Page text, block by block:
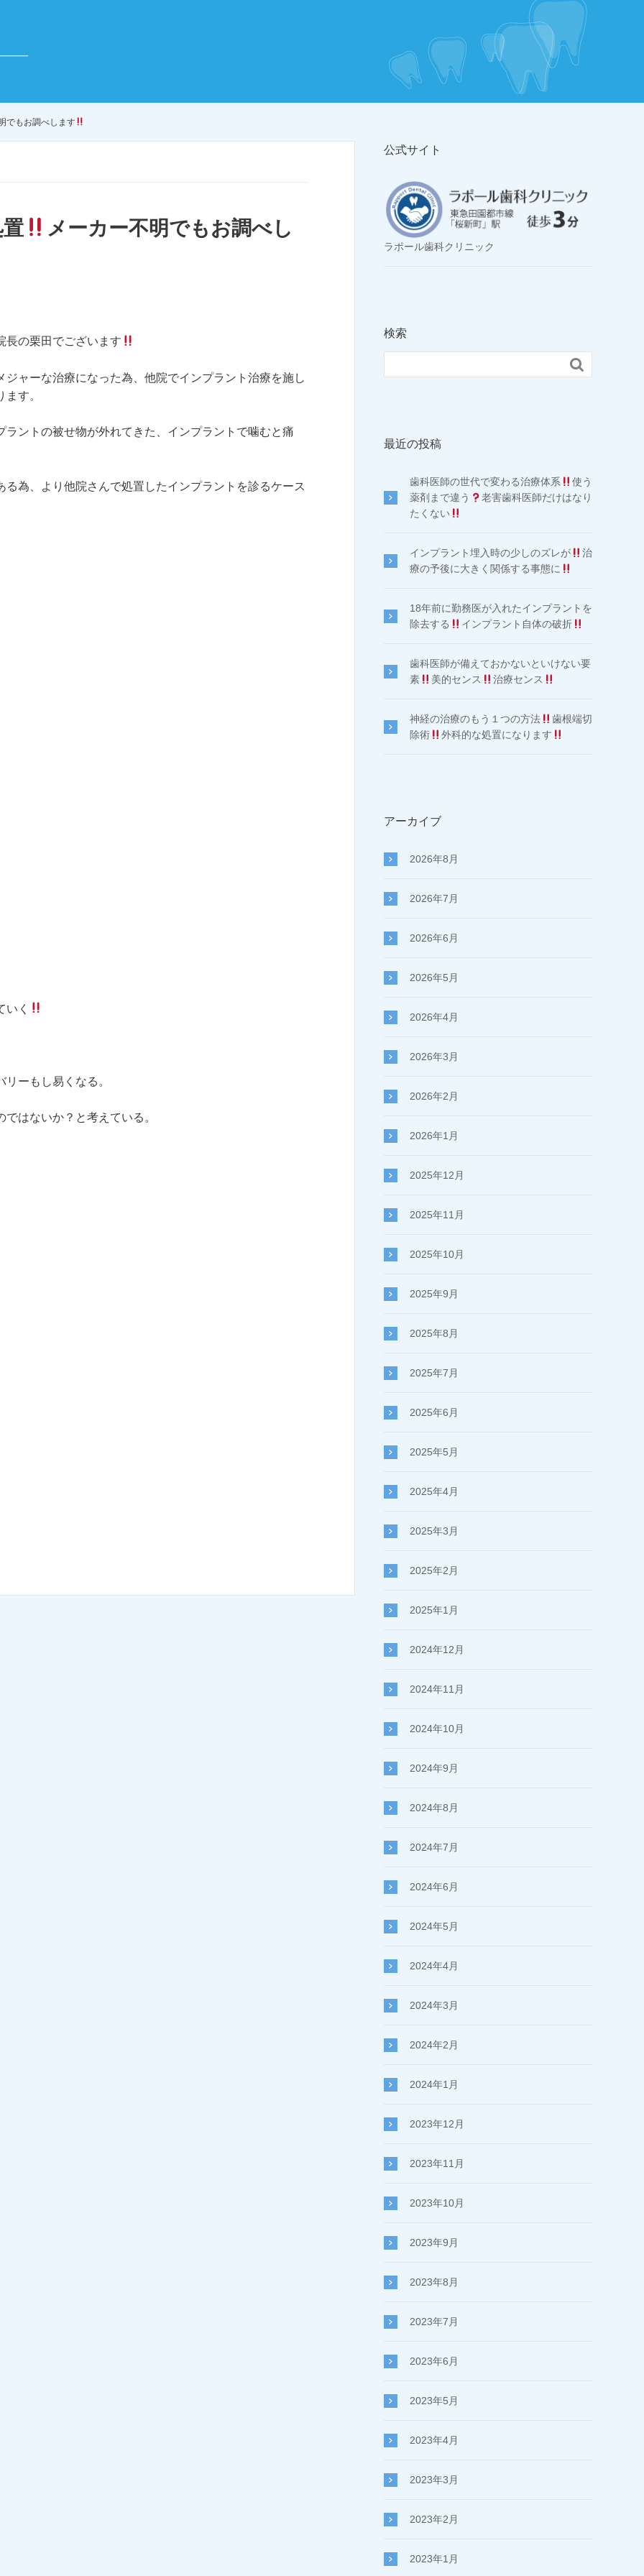
でもお調べします
メーカー不明でもお調べし
長の栗田でございます
ャーな治療になった為、他院でインプラント治療を施し
す。
ントの被せ物が外れてきた、インプラントで噛むと痛
為、より他院さんで処置したインプラントを診るケース
いく
ーもし易くなる。
はないか？と考えている。
公式サイト
ラポール歯科クリニック
検索

最近の投稿
歯科医師の世代で変わる治療体系
使う
薬剤まで違う
老害歯科医師だけはなり
たくない
インプラント埋入時の少しのズレが
治
療の予後に大きく関係する事態に
18年前に勤務医が入れたインプラントを
除去する
インプラント自体の破折
歯科医師が備えておかないといけない要
素
美的センス 治療センス
神経の治療のもう１つの方法
歯根端切
除術
外科的な処置になります
アーカイブ
2026年8月
2026年7月
2026年6月
2026年5月
2026年4月
2026年3月
2026年2月
2026年1月
2025年12月
2025年11月
2025年10月
2025年9月
2025年8月
2025年7月
2025年6月
2025年5月
2025年4月
2025年3月
2025年2月
2025年1月
2024年12月
2024年11月
2024年10月
2024年9月
2024年8月
2024年7月
2024年6月
2024年5月
2024年4月
2024年3月
2024年2月
2024年1月
2023年12月
2023年11月
2023年10月
2023年9月
2023年8月
2023年7月
2023年6月
2023年5月
2023年4月
2023年3月
2023年2月
2023年1月